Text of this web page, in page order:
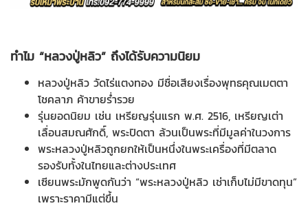
ทำไม “หลวงปู่หลิว” ถึงได้รับความนิยม
หลวงปู่หลิว วัดไร่แตงทอง มีชื่อเสียงเรื่องพุทธคุณเมตตา
โชคลาภ ค้าขายร่ำรวย
รุ่นยอดนิยม เช่น เหรียญรุ่นแรก พ.ศ. 2516, เหรียญเต่า
เลื่อนสมณศักดิ์, พระปิดตา ล้วนเป็นพระที่มีมูลค่าในวงการ
พระหลวงปู่หลิวถูกยกให้เป็นหนึ่งในพระเครื่องที่มีตลาด
รองรับทั้งในไทยและต่างประเทศ
เซียนพระมักพูดกันว่า “พระหลวงปู่หลิว เช่าเก็บไม่มีขาดทุน”
เพราะราคามีแต่ขึ้น